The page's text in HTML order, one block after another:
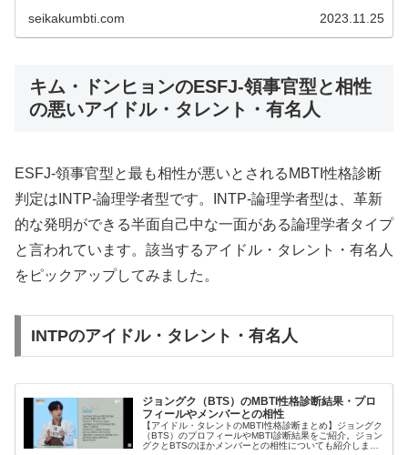
seikakumbti.com 2023.11.25
キム・ドンヒョンのESFJ-領事官型と相性
の悪いアイドル・タレント・有名人
ESFJ-領事官型と最も相性が悪いとされるMBTI性格診断
判定はINTP-論理学者型です。INTP-論理学者型は、革新
的な発明ができる半面自己中な一面がある論理学者タイプ
と言われています。該当するアイドル・タレント・有名人
をピックアップしてみました。
INTPのアイドル・タレント・有名人
ジョングク（BTS）のMBTI性格診断結果・プロ
フィールやメンバーとの相性
【アイドル・タレントのMBTI性格診断まとめ】ジョングク
（BTS）のプロフィールやMBTI診断結果をご紹介。ジョン
グクとBTSのほかメンバーとの相性についても紹介しま